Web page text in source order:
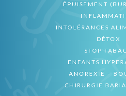
ÉPUISEMENT
INTOLÉRANCES
DÉTOX
STOP
ENFANTS
ANOREXIE –
CHIRURGIE